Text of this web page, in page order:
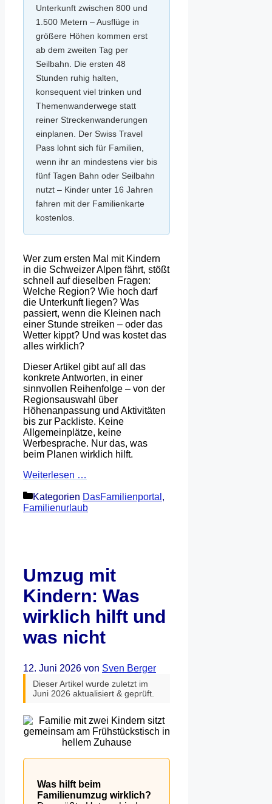
Unterkunft zwischen 800 und
1.500 Metern – Ausflüge in
größere Höhen kommen erst
ab dem zweiten Tag per
Seilbahn. Die ersten 48
Stunden ruhig halten,
konsequent viel trinken und
Themenwanderwege statt
reiner Streckenwanderungen
einplanen. Der Swiss Travel
Pass lohnt sich für Familien,
wenn ihr an mindestens vier bis
fünf Tagen Bahn oder Seilbahn
nutzt – Kinder unter 16 Jahren
fahren mit der Familienkarte
kostenlos.
Wer zum ersten Mal mit Kindern
in die Schweizer Alpen fährt, stößt
schnell auf dieselben Fragen:
Welche Region? Wie hoch darf
die Unterkunft liegen? Was
passiert, wenn die Kleinen nach
einer Stunde streiken – oder das
Wetter kippt? Und was kostet das
alles wirklich?
Dieser Artikel gibt auf all das
konkrete Antworten, in einer
sinnvollen Reihenfolge – von der
Regionsauswahl über
Höhenanpassung und Aktivitäten
bis zur Packliste. Keine
Allgemeinplätze, keine
Werbesprache. Nur das, was
beim Planen wirklich hilft.
Weiterlesen …
Kategorien DasFamilienportal ,
Familienurlaub
Umzug mit
Kindern: Was
wirklich hilft und
was nicht
12. Juni 2026 von Sven Berger
Dieser Artikel wurde zuletzt im
Juni 2026 aktualisiert & geprüft.
Was hilft beim
Familienumzug wirklich?